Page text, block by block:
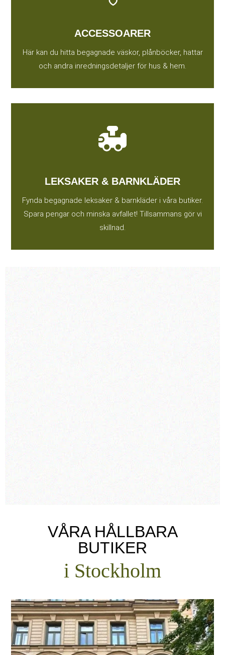
ACCESSOARER
Här kan du hitta begagnade väskor, plånböcker, hattar
och andra inredningsdetaljer för hus & hem.
LEKSAKER & BARNKLÄDER
Fynda begagnade leksaker & barnkläder i våra butiker.
Spara pengar och minska avfallet! Tillsammans gör vi
skillnad.
VÅRA HÅLLBARA
BUTIKER
i Stockholm